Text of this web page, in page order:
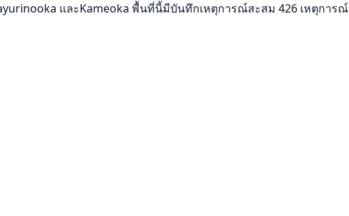
และKameoka พื้นที่นี้มีบันทึกเหตุการณ์สะสม 426 เหตุการณ์